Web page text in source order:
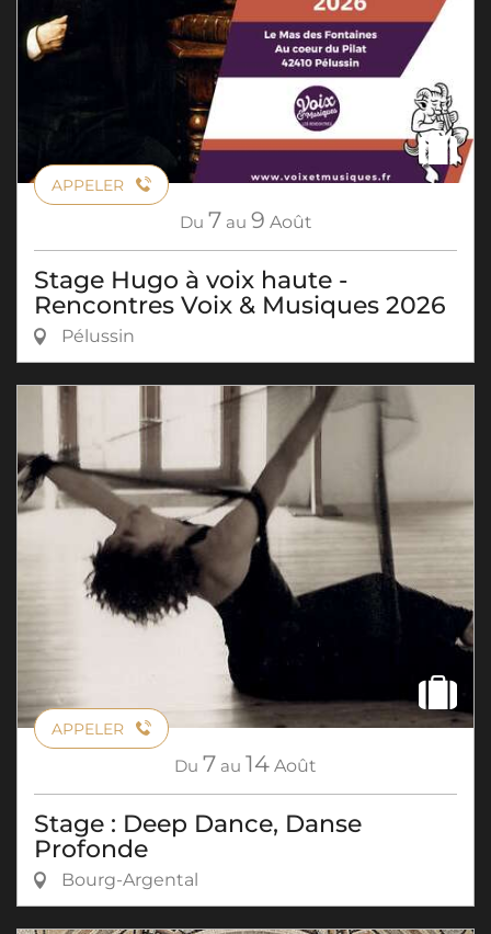
APPELER
Du 7 au 9 Août
Stage Hugo à voix haute -
Rencontres Voix & Musiques 2026
Pélussin
APPELER
Du 7 au 14 Août
Stage : Deep Dance, Danse
Profonde
Bourg-Argental